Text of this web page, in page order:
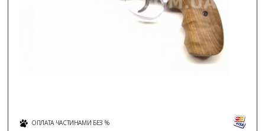
ОПЛАТА ЧАСТИНАМИ БЕЗ %